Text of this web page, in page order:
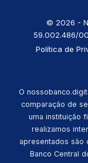
©️ 2026 -
59.002.486/
Política de
O
comparação de
uma instituição
realizamos
apresentados são
Banco Central